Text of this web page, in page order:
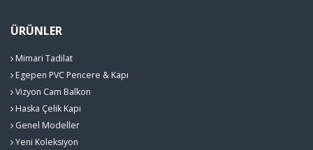
ÜRÜNLER
Mimari Tadilat
Egepen PVC Pencere & Kapı
Vizyon Cam Balkon
Haska Çelik Kapı
Genel Modeller
Yeni Koleksiyon